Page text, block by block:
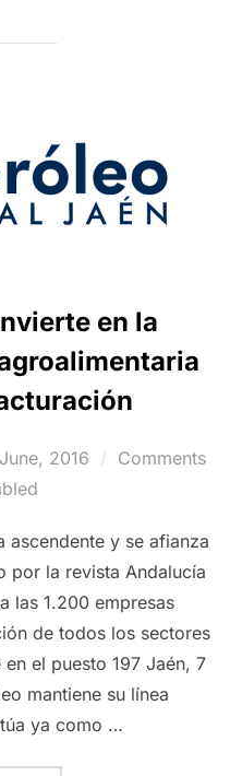
en la
2016
Comments
ascendente y se afianza
por la revista Andalucía
las 1.200 empresas
de todos los sectores
el puesto 197 Jaén, 7
mantiene su línea
ya como …